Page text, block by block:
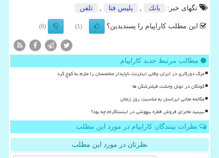
تگهای خبر:
بانك پلیس فتا تلفن
این مطلب کاراپیام را پسندیدین؟ (1)
(0)
مطالب مرتبط جدید کاراپیام
مرگ دورکاری در ایران وقتی اینترنت ناپایدار متخصصان را ملزم به کوچ کرد
کودکان در تونل وحشت فیلترشکن ها
مکالمه مجانی ایرانسل به مناسبت روز زنجان
ببینید ماجرای فروش قطره بیهوشی در اینستاگرام چه بود؟
نظرات بینندگان کاراپیام در مورد این مطلب
نظرتان در مورد این مطلب